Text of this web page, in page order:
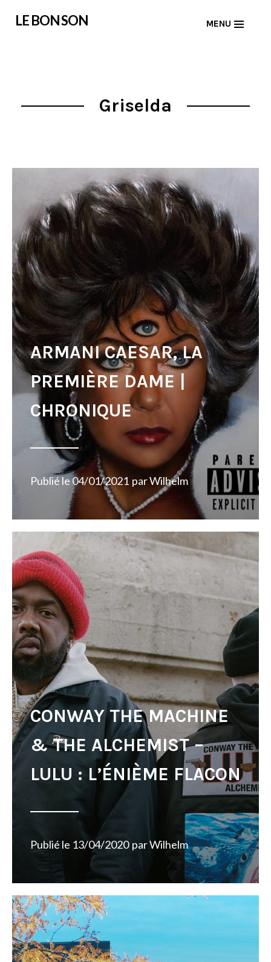
LE BON SON MENU
Griselda
ARMANI CAESAR, LA
PREMIÈRE DAME |
CHRONIQUE
Publié le04/01/2021 parWilhelm
CONWAY THE MACHINE
& THE ALCHEMIST –
LULU : L’ÉNIÈME FLACON
Publié le 13/04/2020 parWilhelm